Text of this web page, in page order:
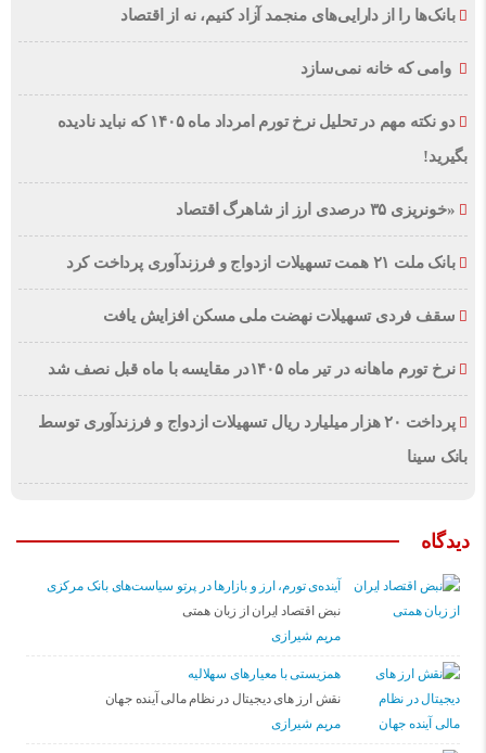
بانک‌ها را از دارایی‌های منجمد آزاد کنیم، نه از اقتصاد
وامی که خانه نمی‌سازد
دو نکته مهم در تحلیل نرخ تورم امرداد ماه ۱۴۰۵ که نباید نادیده
بگیرید!
«خونریزی ۳۵ درصدی ارز از شاهرگ اقتصاد
بانک ملت ۲۱ همت تسهیلات ازدواج و فرزندآوری پرداخت کرد
سقف فردی تسهیلات نهضت ملی مسکن افزایش یافت
نرخ تورم ماهانه در تیر ماه ۱۴۰۵در مقایسه با ماه قبل نصف شد
پرداخت ۲۰ هزار میلیارد ریال تسهیلات ازدواج و فرزند‌آوری توسط
بانک سینا
دیدگاه
آینده‌ی تورم، ارز و بازارها در پرتو سیاست‌های بانک مرکزی
نبض اقتصاد ایران از زبان همتی
مریم شیرازی
همزیستی با معیارهای سهلالیه
نقش ارز های دیجیتال در نظام مالی آینده جهان
مریم شیرازی